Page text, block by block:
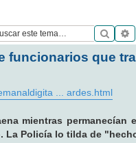
Buscar
funcionarios que
... ardes.html
mientras
La Policía lo tilda de